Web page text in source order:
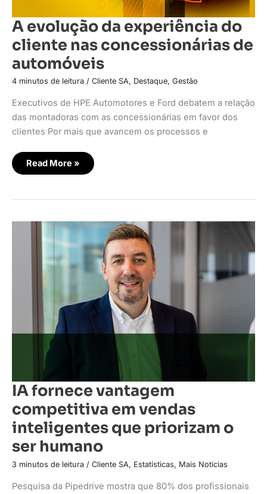
A evolução da experiência do
cliente nas concessionárias de
automóveis
4 minutos de leitura / Cliente SA, Destaque, Gestão
Executivos de HPE Automotores e Ford debatem a relação
das montadoras com as concessionárias em favor dos
clientes Por mais que avancem os processos e
Read More »
IA fornece vantagem
competitiva em vendas
inteligentes que priorizam o
ser humano
3 minutos de leitura / Cliente SA, Estatísticas, Mais Notícias
Pesquisa da Pipedrive mostra que 80% dos profissionais
fornece
vantagem
competitiva
vendas
inteligentes
priorizam
humano